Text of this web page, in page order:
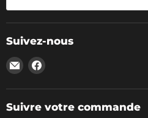
Suivez-nous
Email
Boutique
Club
Spa
Trouvez-
sur
Facebook
Suivre votre commande